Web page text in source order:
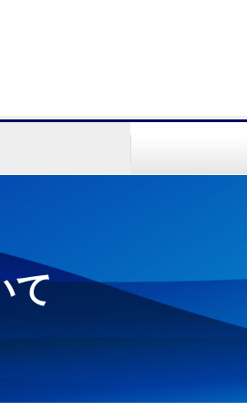
て